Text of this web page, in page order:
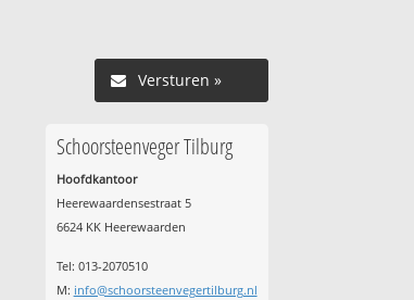
Versturen »
Schoorsteenveger Tilburg
Hoofdkantoor
Heerewaardensestraat 5
6624 KK Heerewaarden
Tel: 013-2070510
M: info@schoorsteenvegertilburg.nl